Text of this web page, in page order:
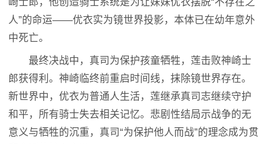
人”的命运——优衣实为镜世界投影，本体已在幼年意外
中死亡。
最终决战中，真司为保护孩童牺牲，莲击败神崎士
郎获得利。神崎临终前重启时间线，抹除镜世界存在。
新世界中，优衣为普通人生活，莲继承真司志继续守护
和平，所有骑士失去相关记忆。悲剧性结局示战争的无
意义与牺牲的沉重，真司“为保护他人而战”的理念成为贯